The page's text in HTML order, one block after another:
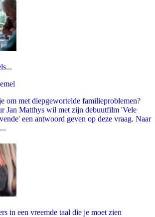
om met diepgewortelde familieproblemen?
Jan Matthys wil met zijn debuutfilm 'Vele
een antwoord geven op deze vraag. Naar
in een vreemde taal die je moet zien